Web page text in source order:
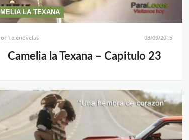
LA TEXANA
Telenovelas 03/09/2015
Camelia la Texana – Capitulo 23